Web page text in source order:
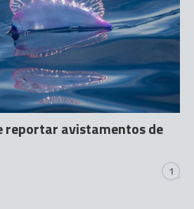
reportar avistamentos de
1